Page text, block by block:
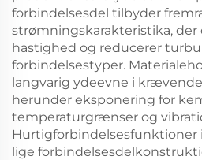
forbindelsesdel tilbyder
strømningskarakteristika,
hastighed og reducerer
forbindelsestyper.
langvarig ydeevne i
herunder eksponering for
temperaturgrænser og
Hurtigforbindelsesfunktioner
lige